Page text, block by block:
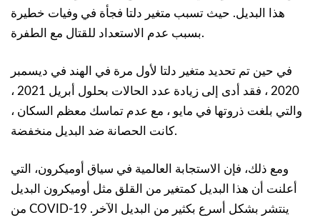
هذا البديل. حيث تسبب متغير دلتا فجأة في وفيات خطيرة
بسبب عدم الاستعداد للقتال مع الطفرة.
في حين تم تحديد متغير دلتا لأول مرة في الهند في ديسمبر
2020 ، فقد أدى إلى زيادة عدد الحالات بحلول أبريل 2021 ،
والتي بلغت ذروتها في مايو ، مع عدم تماسك معظم السكان ،
كانت الحصانة ضد البديل منخفضة.
ومع ذلك، فإن الاستجابة العالمية في سياق أوميكرون، التي
أعلنت أن هذا البديل كمتغير من القلق مثل أوميكرون البديل
من COVID-19 ينتشر بشكل أسرع بكثير من البديل الآخر.